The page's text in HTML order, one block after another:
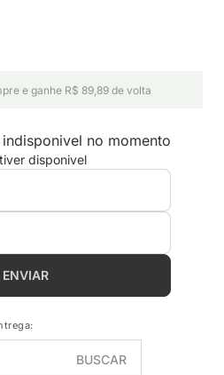
e ganhe R$ 89,89 de volta
no momento
disponivel
ENVIAR
BUSCAR